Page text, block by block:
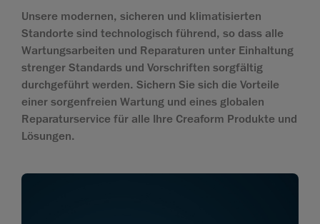
Unsere modernen, sicheren und klimatisierten
Standorte sind technologisch führend, so dass alle
Wartungsarbeiten und Reparaturen unter Einhaltung
strenger Standards und Vorschriften sorgfältig
durchgeführt werden. Sichern Sie sich die Vorteile
einer sorgenfreien Wartung und eines globalen
Reparaturservice für alle Ihre Creaform Produkte und
Lösungen.